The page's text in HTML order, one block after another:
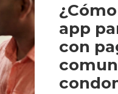
app
con